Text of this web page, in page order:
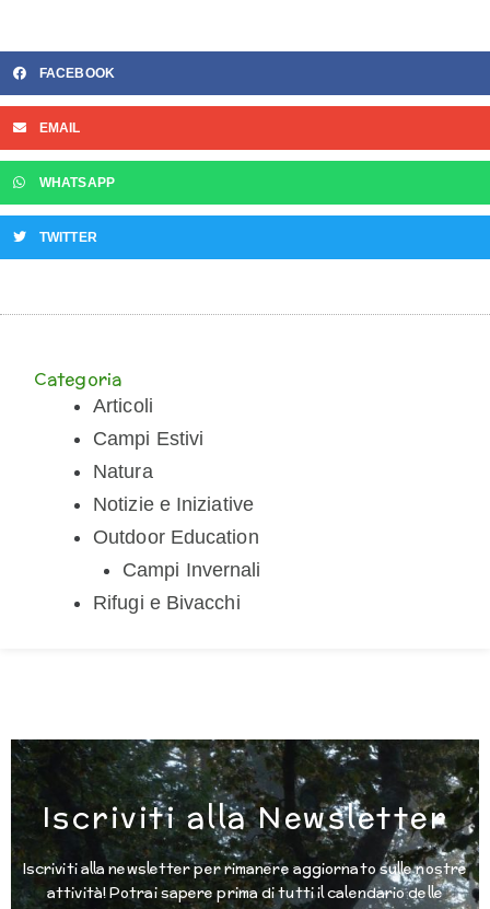
FACEBOOK
EMAIL
WHATSAPP
TWITTER
Categoria
Articoli
Campi Estivi
Natura
Notizie e Iniziative
Outdoor Education
Campi Invernali
Rifugi e Bivacchi
Iscriviti alla Newsletter
Iscriviti alla newsletter per rimanere aggiornato sulle nostre
attività! Potrai sapere prima di tutti il calendario delle